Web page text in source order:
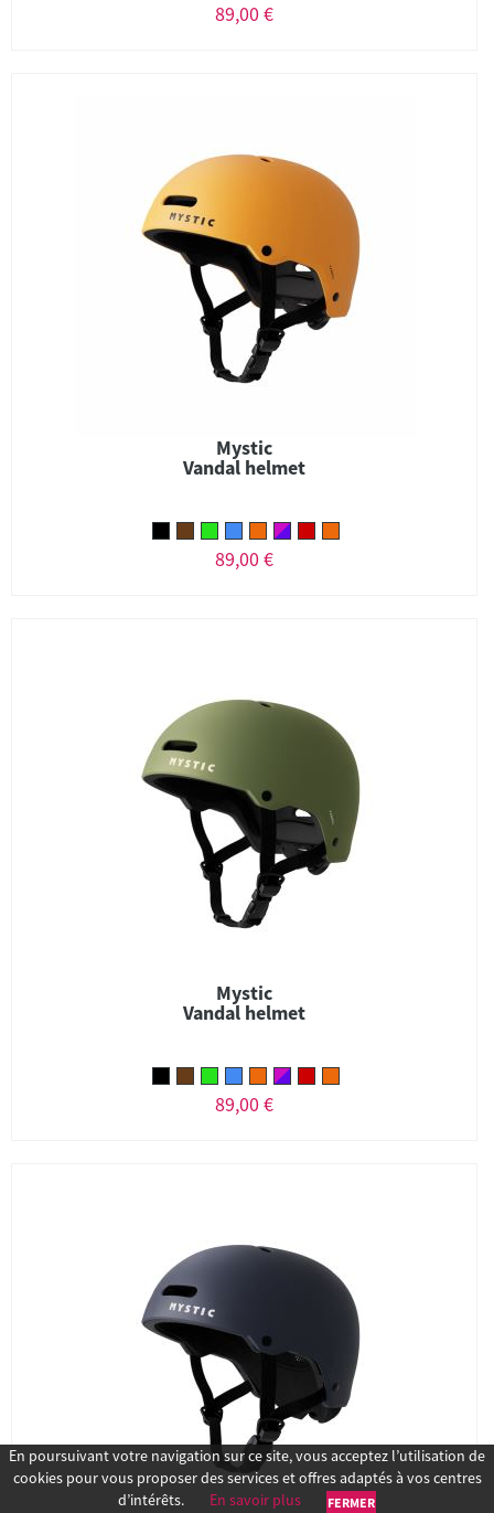
89,00 €
Mystic
Vandal helmet
89,00 €
Mystic
Vandal helmet
89,00 €
En poursuivant votre navigation sur ce site, vous acceptez l’utilisation de
cookies pour vous proposer des services et offres adaptés à vos centres
d’intérêts.
En savoir plus FERMER